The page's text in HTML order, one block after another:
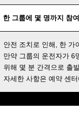
한 그룹에 몇 명까지 참
안전 조치로 인해, 한 가
만약 그룹의 운전자가 6
위해 몇 분 간격으로 출
자세한 사항은 예약 센